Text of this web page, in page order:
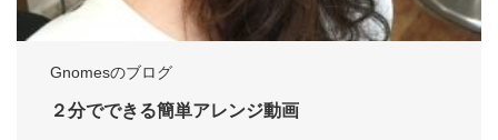
Gnomesのブログ
２分でできる簡単アレンジ動画